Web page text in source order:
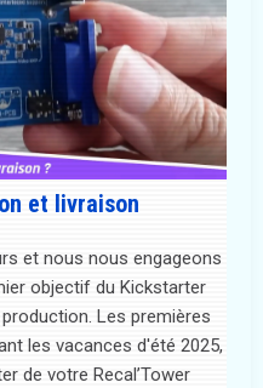
et livraison
et nous nous engageons
objectif du Kickstarter
Les premières
les vacances d'été 2025,
de votre Recal’Tower